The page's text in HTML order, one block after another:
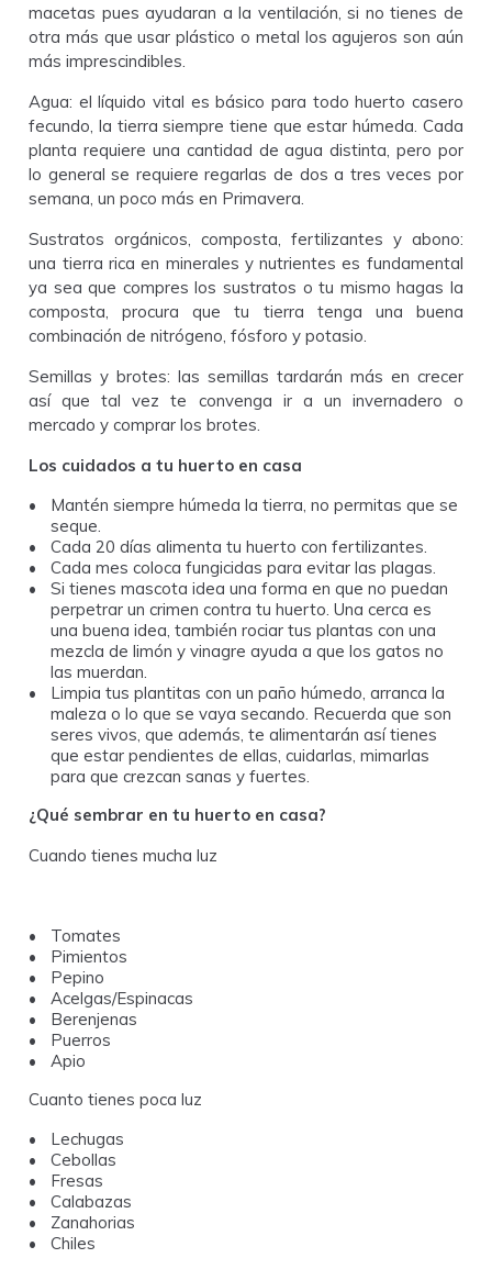
macetas pues ayudaran a la ventilación, si no tienes de
otra más que usar plástico o metal los agujeros son aún
más imprescindibles.
Agua: el líquido vital es básico para todo huerto casero
fecundo, la tierra siempre tiene que estar húmeda. Cada
planta requiere una cantidad de agua distinta, pero por
lo general se requiere regarlas de dos a tres veces por
semana, un poco más en Primavera.
Sustratos orgánicos, composta, fertilizantes y abono:
una tierra rica en minerales y nutrientes es fundamental
ya sea que compres los sustratos o tu mismo hagas la
composta, procura que tu tierra tenga una buena
combinación de nitrógeno, fósforo y potasio.
Semillas y brotes: las semillas tardarán más en crecer
así que tal vez te convenga ir a un invernadero o
mercado y comprar los brotes.
Los cuidados a tu huerto en casa
Mantén siempre húmeda la tierra, no permitas que se
seque.
Cada 20 días alimenta tu huerto con fertilizantes.
Cada mes coloca fungicidas para evitar las plagas.
Si tienes mascota idea una forma en que no puedan
perpetrar un crimen contra tu huerto. Una cerca es
una buena idea, también rociar tus plantas con una
mezcla de limón y vinagre ayuda a que los gatos no
las muerdan.
Limpia tus plantitas con un paño húmedo, arranca la
maleza o lo que se vaya secando. Recuerda que son
seres vivos, que además, te alimentarán así tienes
que estar pendientes de ellas, cuidarlas, mimarlas
para que crezcan sanas y fuertes.
¿Qué sembrar en tu huerto en casa?
Cuando tienes mucha luz
Tomates
Pimientos
Pepino
Acelgas/Espinacas
Berenjenas
Puerros
Apio
Cuanto tienes poca luz
Lechugas
Cebollas
Fresas
Calabazas
Zanahorias
Chiles